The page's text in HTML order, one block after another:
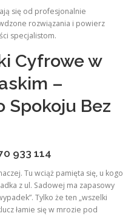
się od profesjonalnie
rozwiązania i powierz
specjalistom.
Cyfrowe w
–
Spokoju Bez
933 114
Tu wciąż pamięta się, u kogo
z ul. Sadowej ma zapasowy
Tylko że ten „wszelki
łamie się w mrozie pod